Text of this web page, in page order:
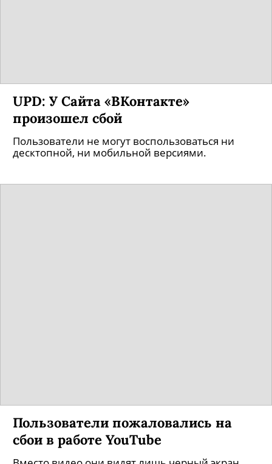
UPD: У Сайта «ВКонтакте»
произошел сбой
Пользователи не могут воспользоваться ни
десктопной, ни мобильной версиями.
Пользователи пожаловались на
сбои в работе YouTube